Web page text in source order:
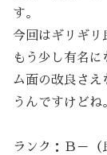
す。
今回はギリギリ
もう少し有名
ム面の改良さえ
うんですけどね
ランク：Ｂ－（